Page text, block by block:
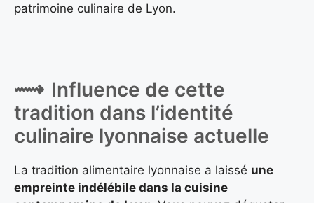
patrimoine culinaire de Lyon.
Influence de cette
tradition dans l’identité
culinaire lyonnaise actuelle
La tradition alimentaire lyonnaise a laissé une
empreinte indélébile dans la cuisine